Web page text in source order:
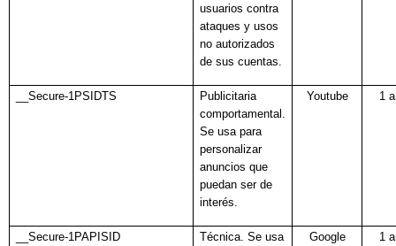
usuarios contra
ataques y usos
no autorizados
de sus cuentas.
__Secure-1PSIDTS
Publicitaria
comportamental.
Se usa para
personalizar
anuncios que
puedan ser de
interés.
Youtube 1
__Secure-1PAPISID
Técnica. Se usa
Google 1